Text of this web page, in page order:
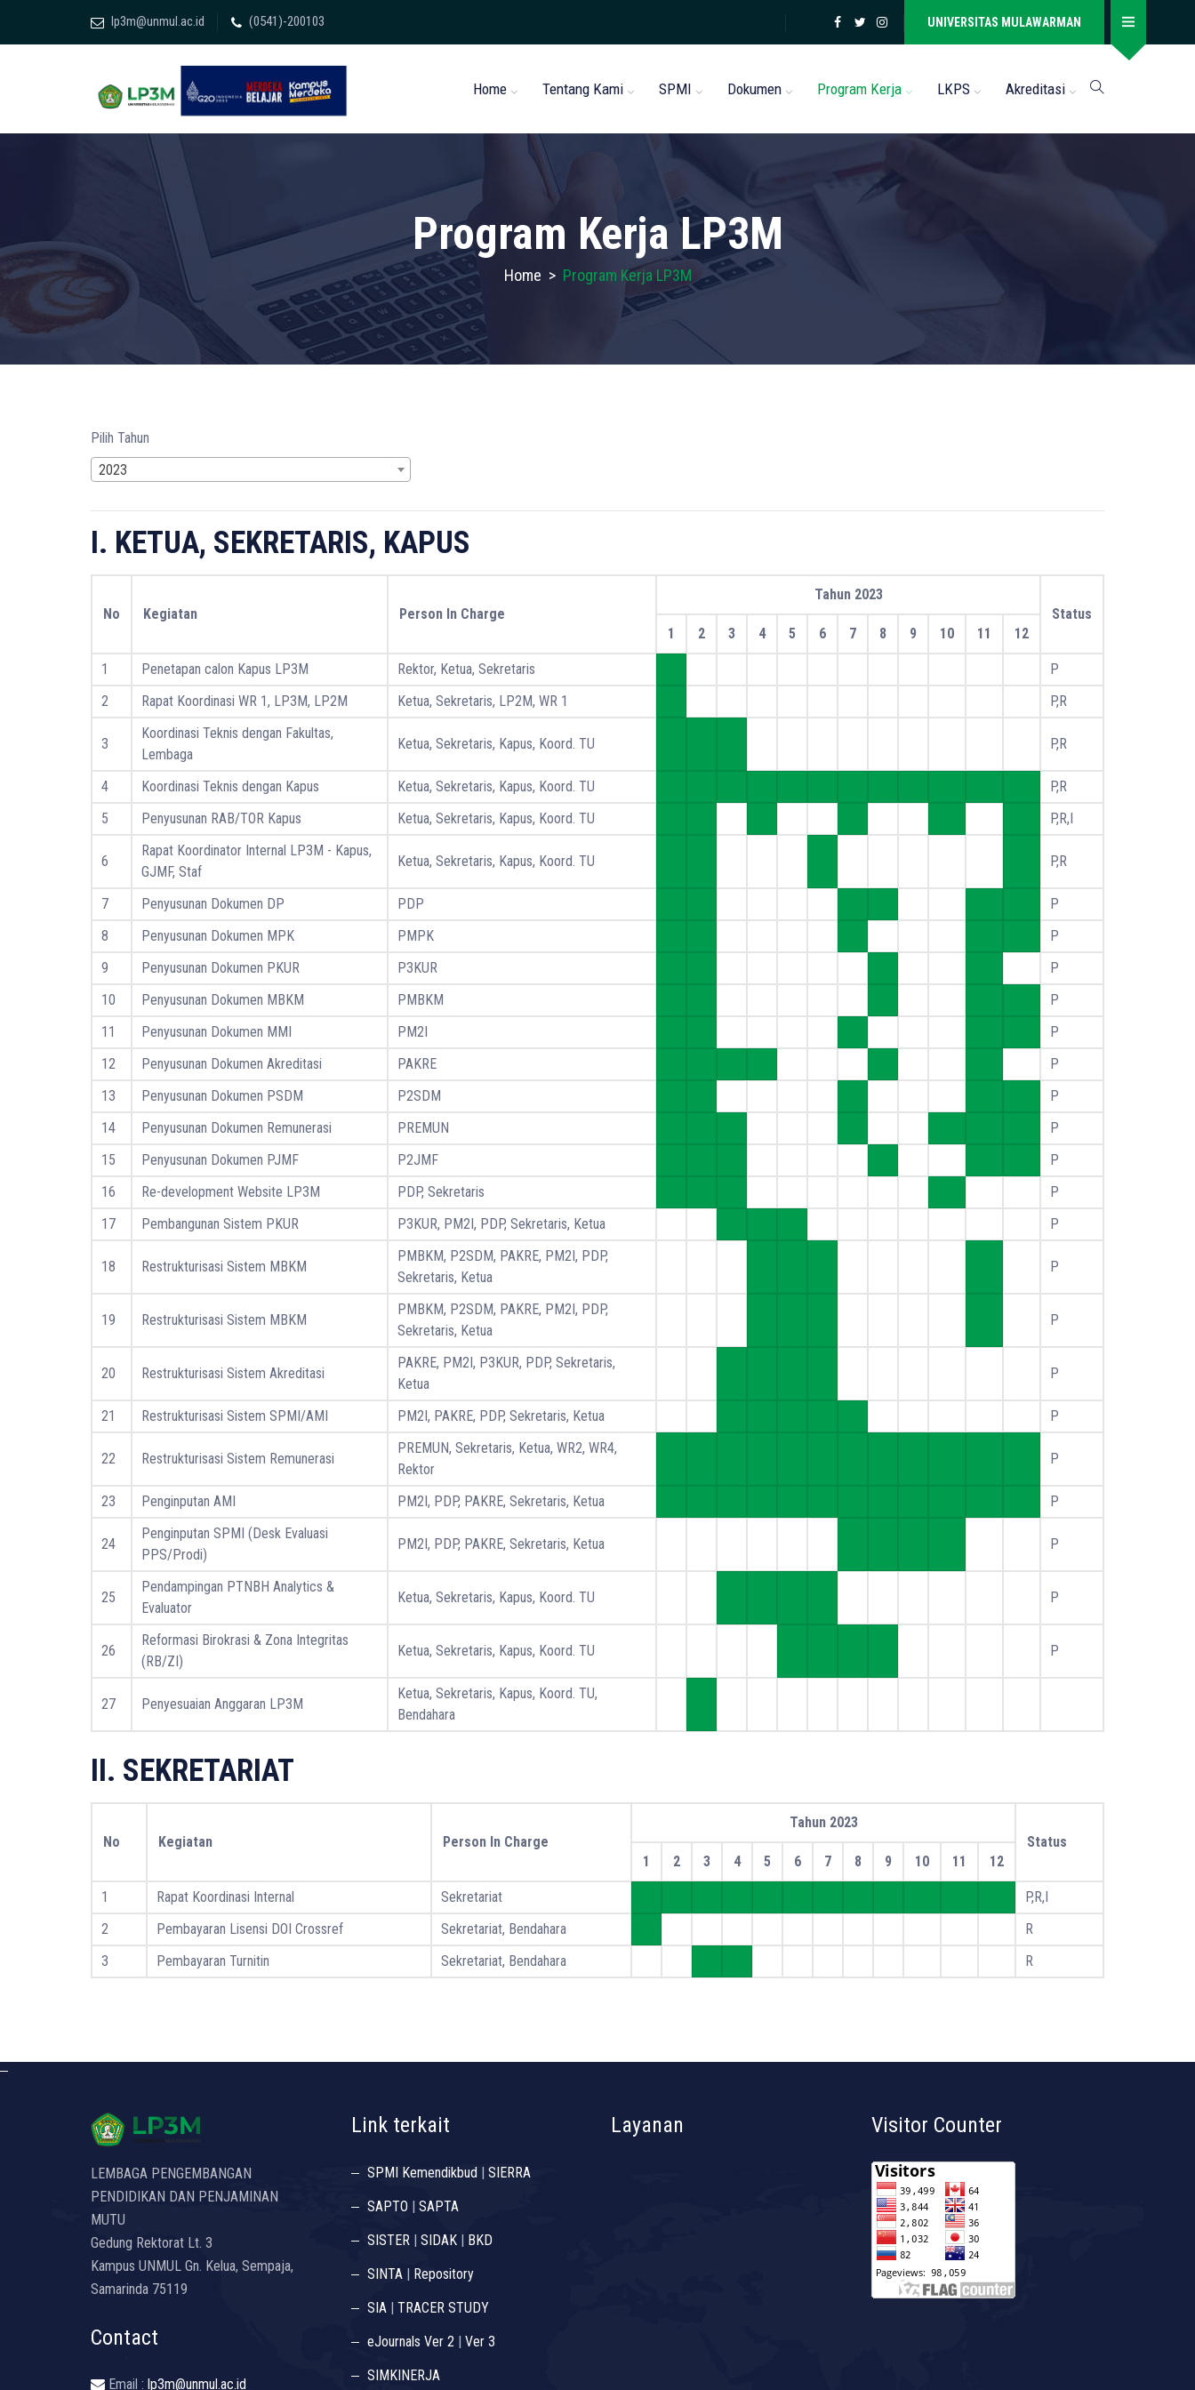
lp3m@unmul.ac.id (0541)-200103 UNIVERSITAS MULAWARMAN
Home Tentang Kami SPMI Dokumen Program Kerja LKPS Akreditasi
Program Kerja LP3M
Home > Program Kerja LP3M
Pilih Tahun
2023
I. KETUA, SEKRETARIS, KAPUS
No Kegiatan Person In Charge
Tahun 2023
Status
1
2 3 4 5 6 7 8 9 10 11 12
1 Penetapan calon Kapus LP3M Rektor, Ketua, Sekretaris
P
2
Rapat Koordinasi WR 1, LP3M, LP2M Ketua, Sekretaris, LP2M, WR 1 P,R
3
Koordinasi Teknis dengan Fakultas,
Lembaga
Ketua, Sekretaris, Kapus, Koord. TU P,R
4 Koordinasi Teknis dengan Kapus Ketua, Sekretaris, Kapus, Koord. TU
P,R
5
Penyusunan RAB/TOR Kapus Ketua, Sekretaris, Kapus, Koord. TU P,R,I
6
Rapat Koordinator Internal LP3M - Kapus,
GJMF, Staf
Ketua, Sekretaris, Kapus, Koord. TU P,R
7 Penyusunan Dokumen DP PDP
P
8
Penyusunan Dokumen MPK PMPK
P
9
Penyusunan Dokumen PKUR P3KUR
P
10
Penyusunan Dokumen MBKM PMBKM
P
11
Penyusunan Dokumen MMI PM2I
P
12
Penyusunan Dokumen Akreditasi PAKRE
P
13
Penyusunan Dokumen PSDM P2SDM
P
14
Penyusunan Dokumen Remunerasi PREMUN
P
15
Penyusunan Dokumen PJMF P2JMF
P
16
Re-development Website LP3M PDP, Sekretaris
P
17
Pembangunan Sistem PKUR P3KUR, PM2I, PDP, Sekretaris, Ketua P
18 Restrukturisasi Sistem MBKM
PMBKM, P2SDM, PAKRE, PM2I, PDP,
Sekretaris, Ketua
P
19 Restrukturisasi Sistem MBKM
PMBKM, P2SDM, PAKRE, PM2I, PDP,
Sekretaris, Ketua
P
20 Restrukturisasi Sistem Akreditasi
PAKRE, PM2I, P3KUR, PDP, Sekretaris,
Ketua
P
21 Restrukturisasi Sistem SPMI/AMI PM2I, PAKRE, PDP, Sekretaris, Ketua P
22 Restrukturisasi Sistem Remunerasi
PREMUN, Sekretaris, Ketua, WR2, WR4,
Rektor
P
23 Penginputan AMI PM2I, PDP, PAKRE, Sekretaris, Ketua P
24
Penginputan SPMI (Desk Evaluasi
PPS/Prodi)
PM2I, PDP, PAKRE, Sekretaris, Ketua P
25
Pendampingan PTNBH Analytics &
Evaluator
Ketua, Sekretaris, Kapus, Koord. TU P
26
Reformasi Birokrasi & Zona Integritas
(RB/ZI)
Ketua, Sekretaris, Kapus, Koord. TU P
27 Penyesuaian Anggaran LP3M
Ketua, Sekretaris, Kapus, Koord. TU,
Bendahara
II. SEKRETARIAT
No Kegiatan Person In Charge
Tahun 2023
Status
1
2 3 4 5 6 7 8 9 10 11 12
1 Rapat Koordinasi Internal Sekretariat
P,R,I
2
Pembayaran Lisensi DOI Crossref Sekretariat, Bendahara
R
3
Pembayaran Turnitin Sekretariat, Bendahara R
LEMBAGA PENGEMBANGAN
PENDIDIKAN DAN PENJAMINAN
MUTU
Gedung Rektorat Lt. 3
Kampus UNMUL Gn. Kelua, Sempaja,
Samarinda 75119
Contact
Email : lp3m@unmul.ac.id
Link terkait
SPMI Kemendikbud | SIERRA
SAPTO | SAPTA
SISTER| SIDAK| BKD
SINTA| Repository
SIA| TRACER STUDY
eJournals Ver 2 | Ver 3
SIMKINERJA
Layanan Visitor Counter